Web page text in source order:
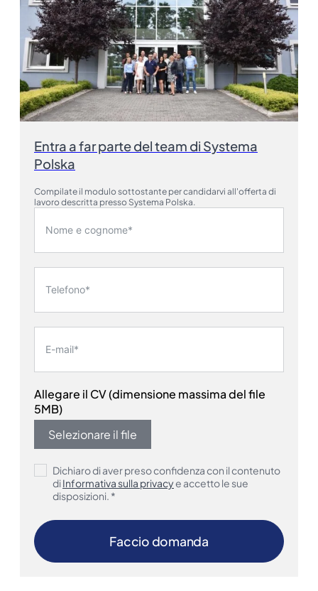
Entra a far parte del team di Systema
Polska
Compilate il modulo sottostante per candidarvi all'offerta di
lavoro descritta presso Systema Polska.
Allegare il CV (dimensione massima del file
5MB)
Selezionare il file
Dichiaro di aver preso confidenza con il contenuto
di Informativa sulla privacye accetto le sue
disposizioni. *
Faccio domanda